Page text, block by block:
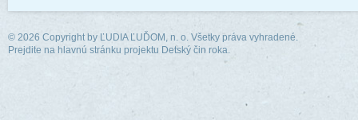
© 2026 Copyright by ĽUDIA ĽUĎOM, n. o. Všetky práva vyhradené.
Prejdite na hlavnú stránku projektu Detský čin roka.